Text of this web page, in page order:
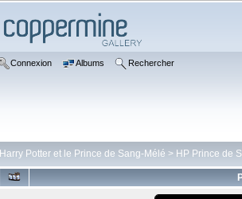
Connexion Albums Rechercher
Harry Potter et le Prince de Sang-Mélé > HP Prince de